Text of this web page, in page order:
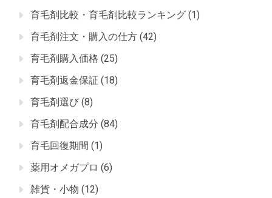
育毛剤比較・育毛剤比較ランキング (1)
育毛剤注文・購入の仕方 (42)
育毛剤購入価格 (25)
育毛剤返金保証 (18)
育毛剤選び (8)
育毛剤配合成分 (84)
育毛回復期間 (1)
薬用オメガプロ (6)
雑貨・小物 (12)